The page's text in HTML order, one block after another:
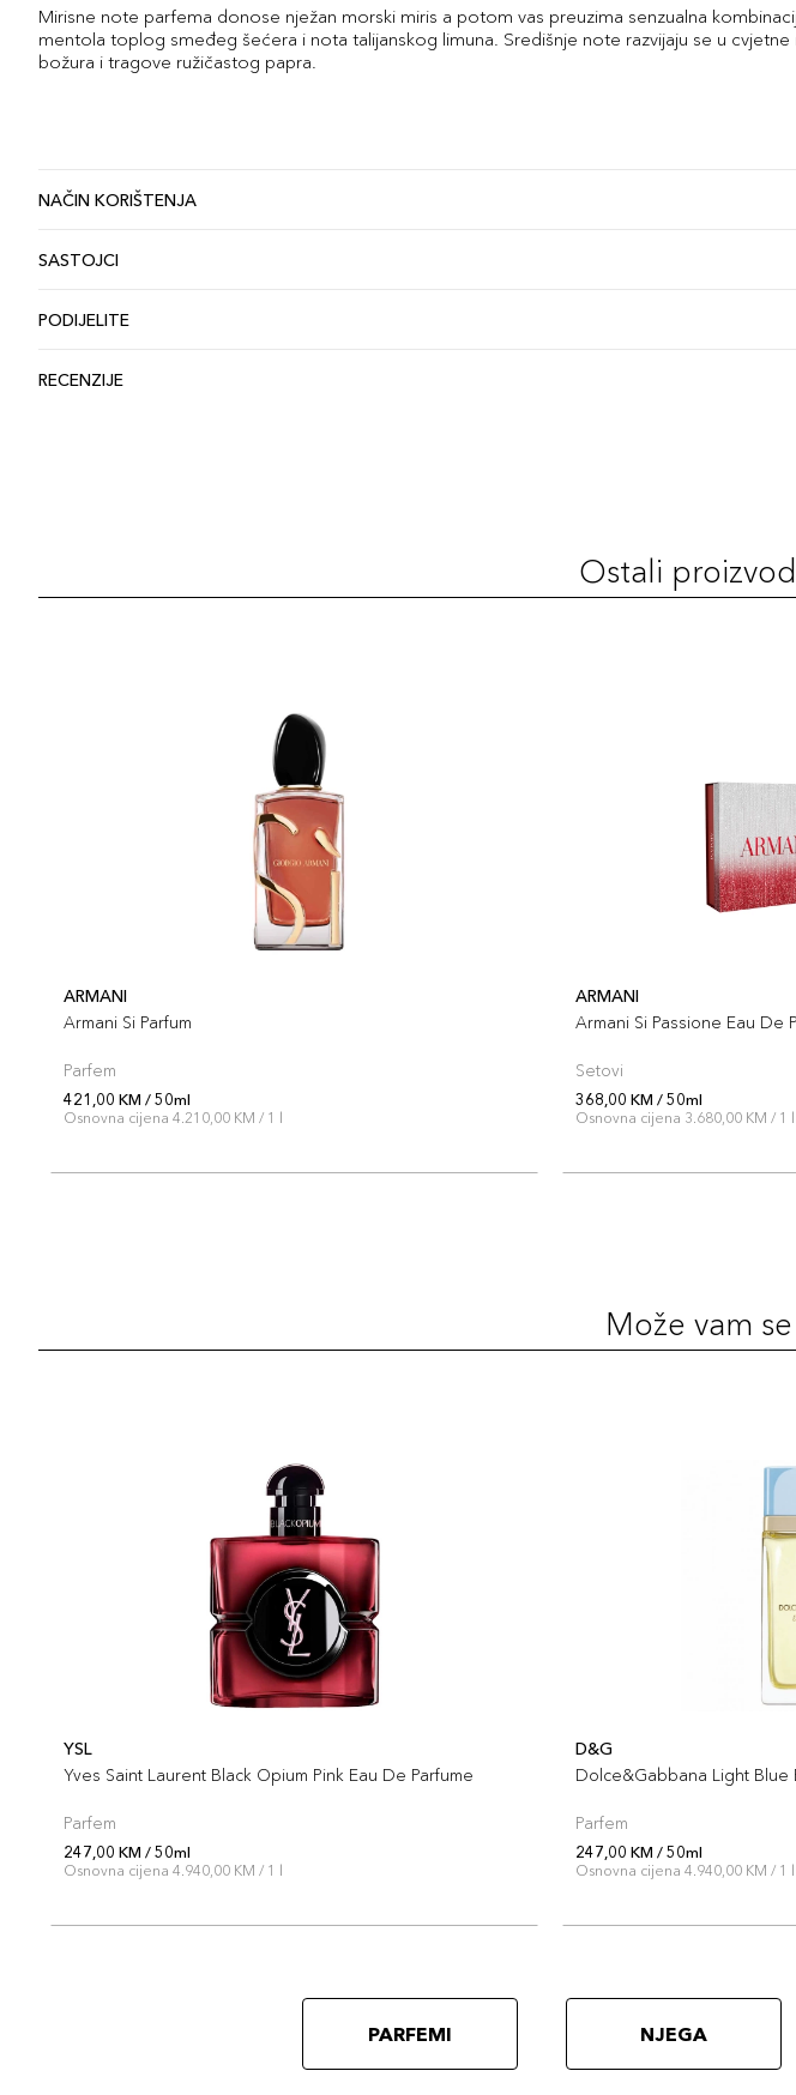
Mirisne note parfema donose nježan morski miris a potom vas preuzima senzualna
mentola toplog smeđeg šećera i nota talijanskog limuna. Središnje note razvijaju se u cvjetne
božura i tragove ružičastog papra.
NAČIN KORIŠTENJA
SASTOJCI
PODIJELITE
RECENZIJE
Ostali
ARMANI
Armani Si Parfum
Parfem
421,00 KM / 50ml
Osnovna cijena 4.210,00 KM / 1 l
ARMANI
Armani Si Passione Eau De
Setovi
368,00 KM / 50ml
Osnovna cijena 3.680,00 KM / 1 l
Može vam
YSL
Yves Saint Laurent Black Opium Pink Eau De Parfume
Parfem
247,00 KM / 50ml
Osnovna cijena 4.940,00 KM / 1 l
D&G
Dolce&Gabbana Light Blue
Parfem
247,00 KM / 50ml
Osnovna cijena 4.940,00 KM / 1 l
PARFEMI NJEGA